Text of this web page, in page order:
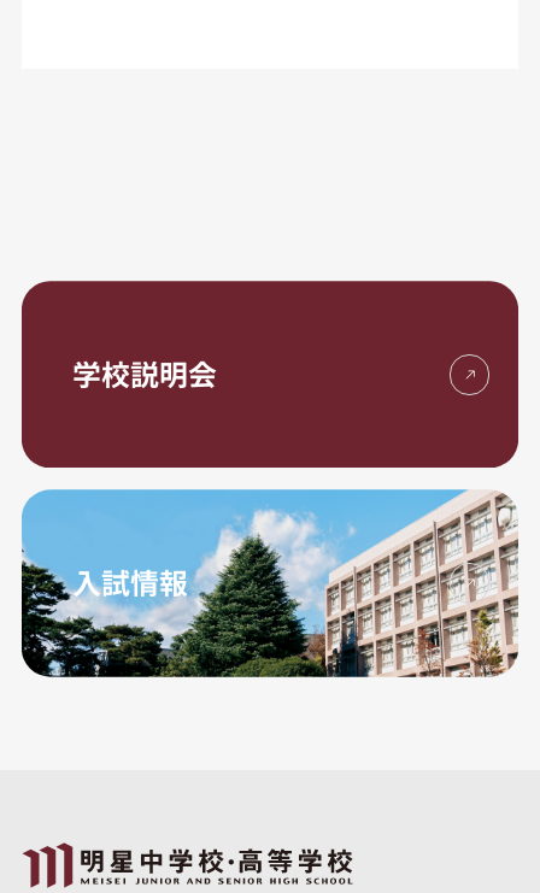
学校説明会
入試情報